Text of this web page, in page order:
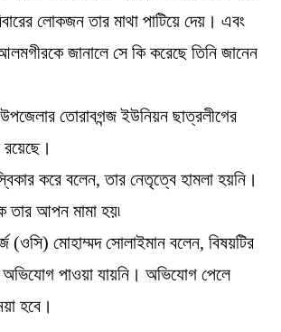
লোকজন তার মাথা পাটিয়ে দেয়। এবং
জানালে সে কি করেছে তিনি জানেন
তোরাবগন্জ ইউনিয়ন ছাত্রলীগের
করে বলেন, তার নেতৃত্বে হামলা হয়নি।
তার আপন মামা হয়৷
(ওসি) মোহাম্মদ সোলাইমান বলেন, বিষয়টির
অভিযোগ পাওয়া যায়নি। অভিযোগ পেলে
হবে।